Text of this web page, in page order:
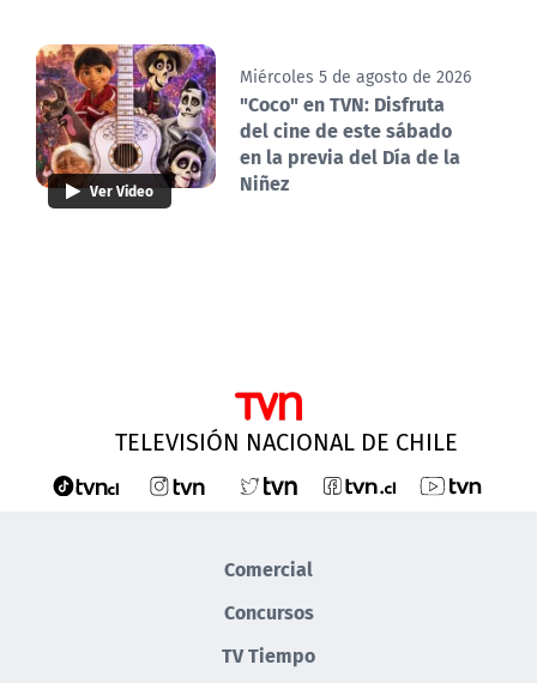
Ver Video
Miércoles 5 de agosto de 2026
"Coco" en TVN: Disfruta
del cine de este sábado
en la previa del Día de la
Niñez
TELEVISIÓN NACIONAL DE CHILE
Comercial
Concursos
TV Tiempo